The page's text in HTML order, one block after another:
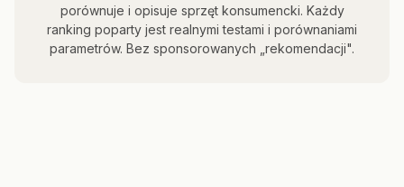
porównuje i opisuje sprzęt konsumencki. Każdy
ranking poparty jest realnymi testami i porównaniami
parametrów. Bez sponsorowanych „rekomendacji".